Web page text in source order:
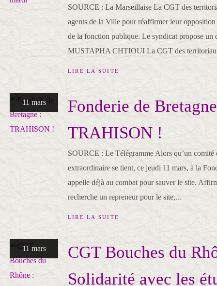
SOURCE : La Marseillaise La CGT des
agents de la Ville pour réaffirmer leur
de la fonction publique. Le syndicat propose un
MUSTAPHA CHTIOUI La CGT des
LIRE LA SUITE
11 mars
Fonderie de
TRAHISON !
SOURCE : Le Télégramme Alors qu’un comité
extraordinaire se tient, ce jeudi 11 mars, à la
appelle déjà au combat pour sauver le site.
recherche un repreneur pour le site,...
LIRE LA SUITE
11 mars
CGT Bouches du
Solidarité avec les